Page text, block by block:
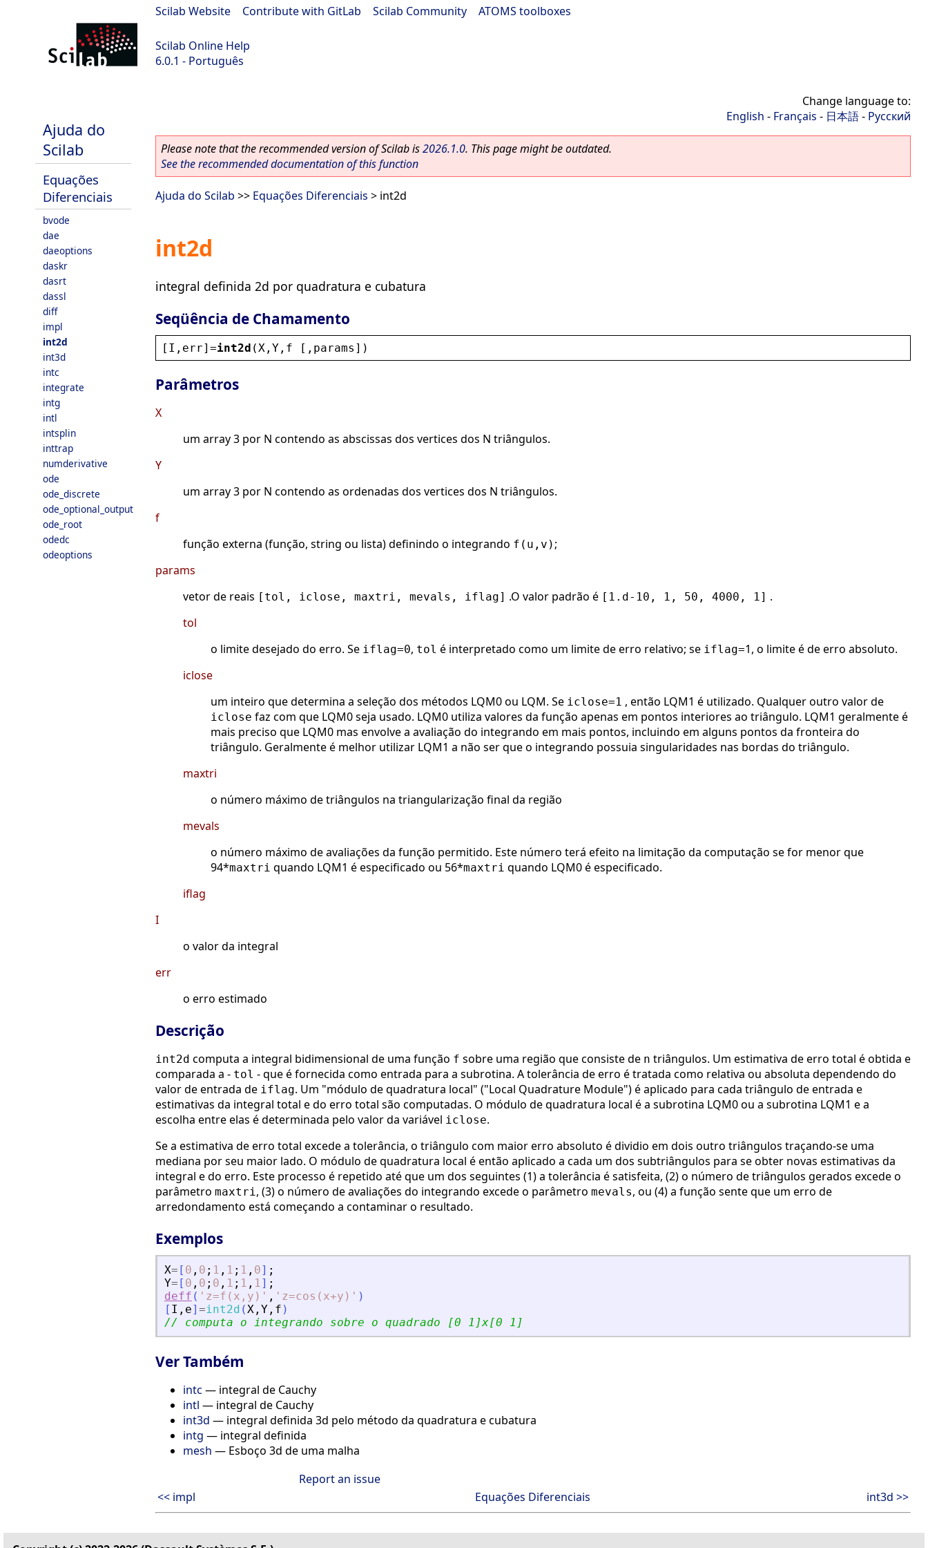
Scilab Website Contribute with GitLab Scilab Community ATOMS toolboxes
Scilab Online Help
6.0.1 - Português
Ajuda do
Scilab
Equações
Diferenciais
bvode
dae
daeoptions
daskr
dasrt
dassl
diff
impl
int2d
int3d
intc
integrate
intg
intl
intsplin
inttrap
numderivative
ode
ode_discrete
ode_optional_output
ode_root
odedc
odeoptions
Change language to:
English - Français - 日本語- Русский
Please note that the recommended version of Scilab is2026.1.0. This page might be outdated.
See the recommended documentation of this function
Ajuda do Scilab >> Equações Diferenciais > int2d
int2d
integral definida 2d por quadratura e cubatura
Seqüência de Chamamento
[ I , err]=int2d ( X , Y , f [, params ])
Parâmetros
X
um array 3 por N contendo as abscissas dos vertices dos N triângulos.
Y
um array 3 por N contendo as ordenadas dos vertices dos N triângulos.
f
função externa (função, string ou lista) definindo o integrando f(u,v);
params
vetor de reais [tol, iclose, maxtri, mevals, iflag] .O valor padrão é [1.d-10, 1, 50, 4000, 1] .
tol
o limite desejado do erro. Se iflag=0, tol é interpretado como um limite de erro relativo; se iflag=1, o limite é de erro absoluto.
iclose
um inteiro que determina a seleção dos métodos LQM0 ou LQM. Se iclose=1 , então LQM1 é utilizado. Qualquer outro valor de
iclose faz com que LQM0 seja usado. LQM0 utiliza valores da função apenas em pontos interiores ao triângulo. LQM1 geralmente é
mais preciso que LQM0 mas envolve a avaliação do integrando em mais pontos, incluindo em alguns pontos da fronteira do
triângulo. Geralmente é melhor utilizar LQM1 a não ser que o integrando possuia singularidades nas bordas do triângulo.
maxtri
o número máximo de triângulos na triangularização final da região
mevals
o número máximo de avaliações da função permitido. Este número terá efeito na limitação da computação se for menor que
94*maxtri quando LQM1 é especificado ou 56*maxtri quando LQM0 é especificado.
iflag
I
o valor da integral
err
o erro estimado
Descrição
int2d computa a integral bidimensional de uma função f sobre uma região que consiste de n triângulos. Um estimativa de erro total é obtida e
comparada a - tol - que é fornecida como entrada para a subrotina. A tolerância de erro é tratada como relativa ou absoluta dependendo do
valor de entrada de iflag. Um "módulo de quadratura local" ("Local Quadrature Module") é aplicado para cada triângulo de entrada e
estimativas da integral total e do erro total são computadas. O módulo de quadratura local é a subrotina LQM0 ou a subrotina LQM1 e a
escolha entre elas é determinada pelo valor da variável iclose.
Se a estimativa de erro total excede a tolerância, o triângulo com maior erro absoluto é dividio em dois outro triângulos traçando-se uma
mediana por seu maior lado. O módulo de quadratura local é então aplicado a cada um dos subtriângulos para se obter novas estimativas da
integral e do erro. Este processo é repetido até que um dos seguintes (1) a tolerância é satisfeita, (2) o número de triângulos gerados excede o
parâmetro maxtri, (3) o número de avaliações do integrando excede o parâmetro mevals, ou (4) a função sente que um erro de
arredondamento está começando a contaminar o resultado.
Exemplos
X= [ 0 , 0 ; 1 , 1 ; 1 , 0] ;
Y= [ 0 , 0 ; 0 , 1 ; 1 , 1] ;
deff ( ' z=f(x,y) ' , ' z=cos(x+y) ' )
[ I , e] =int2d (X , Y , f )
// computa o integrando sobre o quadrado [0 1]x[0 1]
Ver Também
intc — integral de Cauchy
intl — integral de Cauchy
int3d — integral definida 3d pelo método da quadratura e cubatura
intg — integral definida
mesh — Esboço 3d de uma malha
Report an issue
<< impl
Equações Diferenciais int3d >>